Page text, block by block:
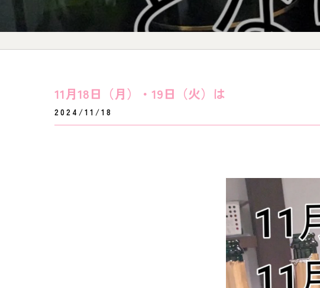
11月18日（月）・19日（火）は
2024/11/18